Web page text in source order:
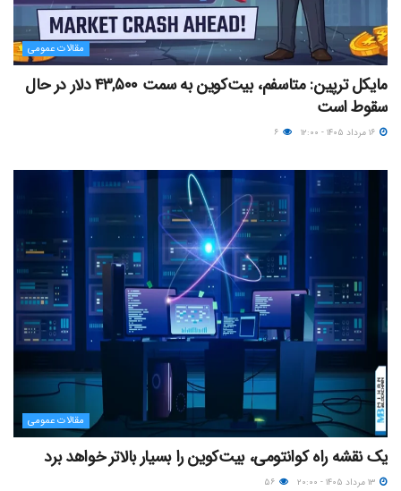
مقالات عمومی
مایکل ترپین: متاسفم، بیت‌کوین به سمت ۴۳,۵۰۰ دلار در حال
سقوط است
مقالات عمومی
یک نقشه راه کوانتومی، بیت‌کوین را بسیار بالاتر خواهد برد